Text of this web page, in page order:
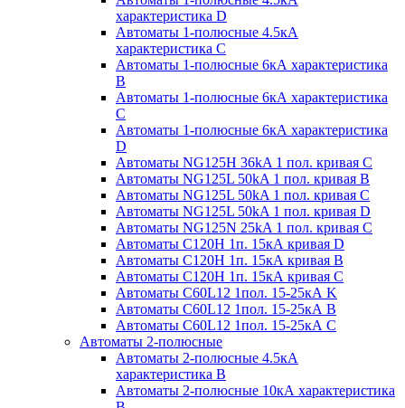
характеристика D
Автоматы 1-полюсные 4.5кА
характеристика С
Автоматы 1-полюсные 6кА характеристика
B
Автоматы 1-полюсные 6кА характеристика
C
Автоматы 1-полюсные 6кА характеристика
D
Автоматы NG125H 36kA 1 пол. кривая C
Автоматы NG125L 50kA 1 пол. кривая B
Автоматы NG125L 50kA 1 пол. кривая C
Автоматы NG125L 50kA 1 пол. кривая D
Автоматы NG125N 25kA 1 пол. кривая C
Автоматы С120H 1п. 15кА кривая D
Автоматы С120H 1п. 15кА кривая В
Автоматы С120H 1п. 15кА кривая С
Автоматы С60L12 1пол. 15-25кА K
Автоматы С60L12 1пол. 15-25кА В
Автоматы С60L12 1пол. 15-25кА С
Автоматы 2-полюсные
Автоматы 2-полюсные 4.5кА
характеристика В
Автоматы 2-полюсные 10кА характеристика